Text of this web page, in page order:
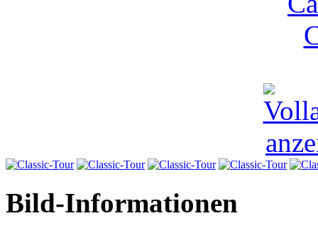
Bild-Informationen